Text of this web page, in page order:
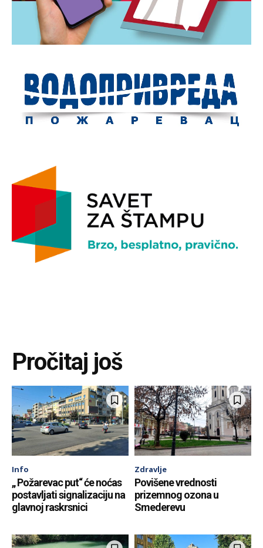
Pročitaj još
Info
„ Požarevac put“ će noćas
postavljati signalizaciju na
glavnoj raskrsnici
Zdravlje
Povišene vrednosti
prizemnog ozona u
Smederevu